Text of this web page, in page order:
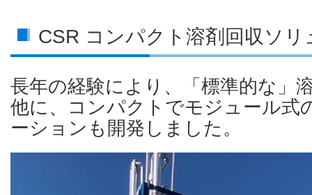
CSR コンパクト溶剤回収ソリ
長年の経験により、「標準的な」
他に、コンパクトでモジュール式
ーションも開発しました。